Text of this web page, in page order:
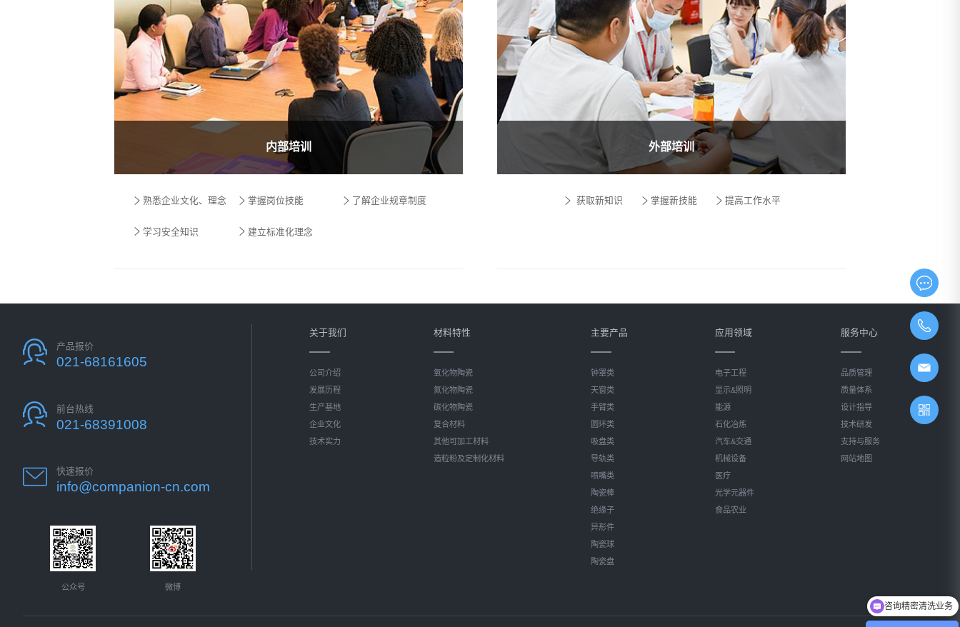
内部培训
熟悉企业文化、理念 掌握岗位技能 了解企业规章制度
学习安全知识 建立标准化理念
外部培训
获取新知识 掌握新技能 提高工作水平
产品报价
021-68161605
前台热线
021-68391008
快速报价
info@companion-cn.com
公众号 微博
关于我们
公司介绍
发展历程
生产基地
企业文化
技术实力
材料特性
氧化物陶瓷
氮化物陶瓷
碳化物陶瓷
复合材料
其他可加工材料
造粒粉及定制化材料
主要产品
钟罩类
天窗类
手臂类
圆环类
吸盘类
导轨类
喷嘴类
陶瓷棒
绝缘子
异形件
陶瓷球
陶瓷盘
应用领域
电子工程
显示&照明
能源
石化冶炼
汽车&交通
机械设备
医疗
光学元器件
食品农业
服务中心
品质管理
质量体系
设计指导
技术研发
支持与服务
网站地图
咨询精密清洗业务